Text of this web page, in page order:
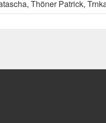
Thöner Patrick,